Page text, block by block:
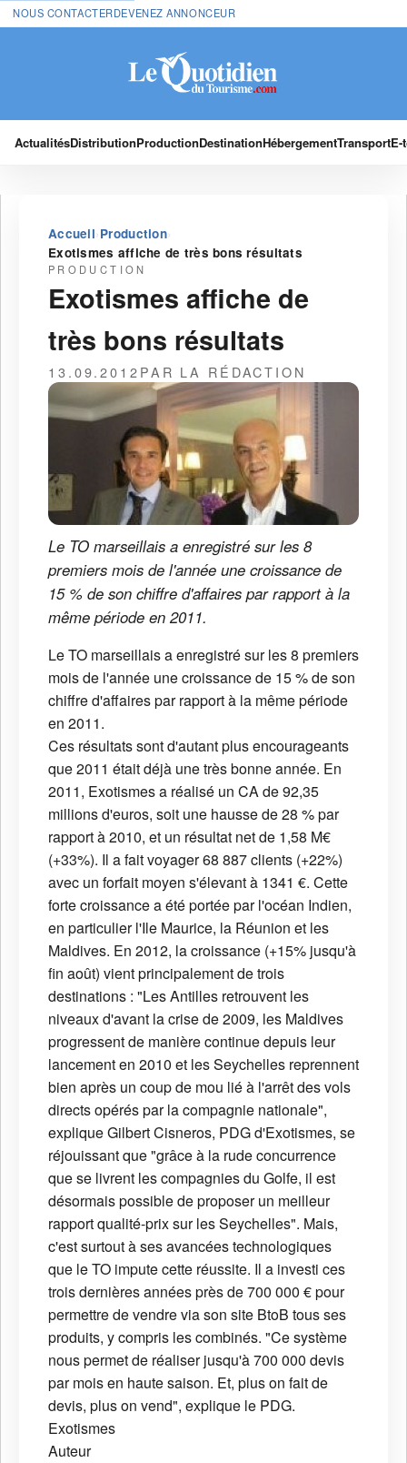
NOUS CONTACTERDEVENEZ ANNONCEUR
ActualitésDistributionProductionDestinationHébergementTransport
Accueil›Production›
Exotismes affiche de très bons résultats
PRODUCTION
Exotismes affiche de
très bons résultats
13.09.2012PAR LA RÉDACTION
Le TO marseillais a enregistré sur les 8
premiers mois de l'année une croissance de
15 % de son chiffre d'affaires par rapport à la
même période en 2011.
Le TO marseillais a enregistré sur les 8 premiers
mois de l'année une croissance de 15 % de son
chiffre d'affaires par rapport à la même période
en 2011.
Ces résultats sont d'autant plus encourageants
que 2011 était déjà une très bonne année. En
2011, Exotismes a réalisé un CA de 92,35
millions d'euros, soit une hausse de 28 % par
rapport à 2010, et un résultat net de 1,58 M€
(+33%). Il a fait voyager 68 887 clients (+22%)
avec un forfait moyen s'élevant à 1341 €. Cette
forte croissance a été portée par l'océan Indien,
en particulier l'Ile Maurice, la Réunion et les
Maldives. En 2012, la croissance (+15% jusqu'à
fin août) vient principalement de trois
destinations : "Les Antilles retrouvent les
niveaux d'avant la crise de 2009, les Maldives
progressent de manière continue depuis leur
lancement en 2010 et les Seychelles reprennent
bien après un coup de mou lié à l'arrêt des vols
directs opérés par la compagnie nationale",
explique Gilbert Cisneros, PDG d'Exotismes, se
réjouissant que "grâce à la rude concurrence
que se livrent les compagnies du Golfe, il est
désormais possible de proposer un meilleur
rapport qualité-prix sur les Seychelles". Mais,
c'est surtout à ses avancées technologiques
que le TO impute cette réussite. Il a investi ces
trois dernières années près de 700 000 € pour
permettre de vendre via son site BtoB tous ses
produits, y compris les combinés. "Ce système
nous permet de réaliser jusqu'à 700 000 devis
par mois en haute saison. Et, plus on fait de
devis, plus on vend", explique le PDG.
Exotismes
Auteur